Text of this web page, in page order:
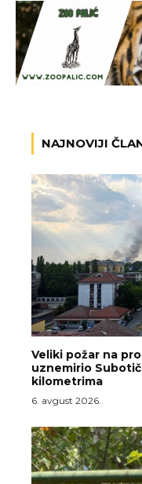
NAJNOVIJI
Veliki požar na
uznemirio
kilometrima
6. avgust 2026.